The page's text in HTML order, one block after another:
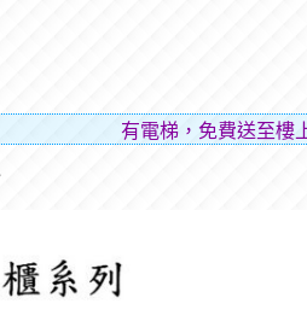
有電梯，免費送至樓上，無電梯